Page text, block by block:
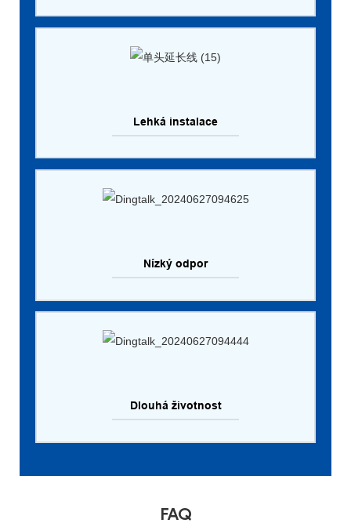
Lehká instalace
Nízký odpor
Dlouhá životnost
FAQ